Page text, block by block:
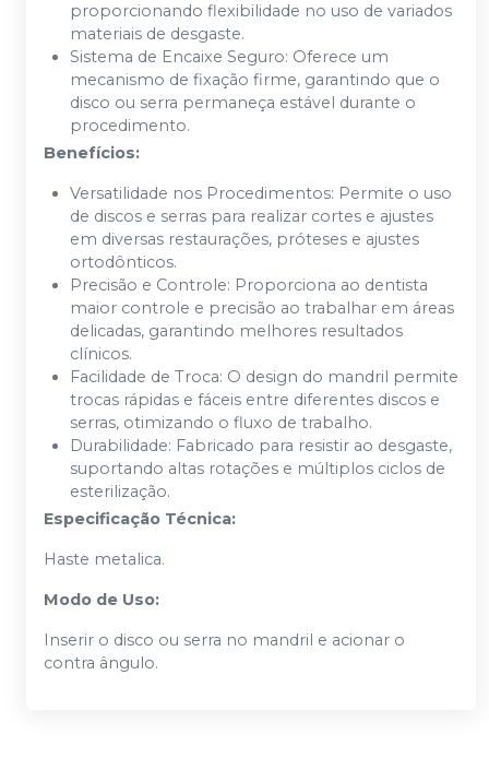
proporcionando flexibilidade no uso de variados
materiais de desgaste.
Sistema de Encaixe Seguro: Oferece um
mecanismo de fixação firme, garantindo que o
disco ou serra permaneça estável durante o
procedimento.
Benefícios:
Versatilidade nos Procedimentos: Permite o uso
de discos e serras para realizar cortes e ajustes
em diversas restaurações, próteses e ajustes
ortodônticos.
Precisão e Controle: Proporciona ao dentista
maior controle e precisão ao trabalhar em áreas
delicadas, garantindo melhores resultados
clínicos.
Facilidade de Troca: O design do mandril permite
trocas rápidas e fáceis entre diferentes discos e
serras, otimizando o fluxo de trabalho.
Durabilidade: Fabricado para resistir ao desgaste,
suportando altas rotações e múltiplos ciclos de
esterilização.
Especificação Técnica:
Haste metalica.
Modo de Uso:
Inserir o disco ou serra no mandril e acionar o
contra ângulo.